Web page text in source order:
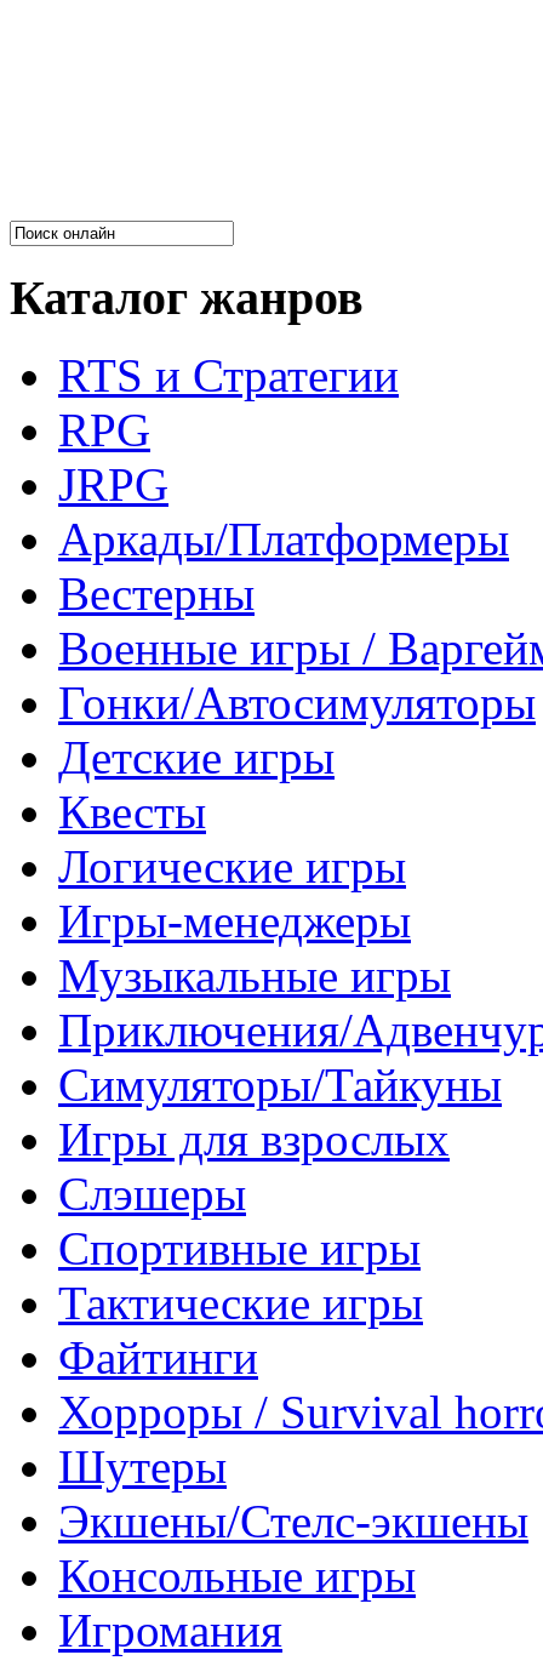
Каталог жанров
RTS и Стратегии
RPG
JRPG
Аркады/Платформеры
Вестерны
Военные игры /
Гонки/Автосимуляторы
Детские игры
Квесты
Логические игры
Игры-менеджеры
Музыкальные игры
Приключения/
Симуляторы/Тайкуны
Игры для взрослых
Слэшеры
Спортивные игры
Тактические игры
Файтинги
Хорроры / Survival
Шутеры
Экшены/Стелс-экшены
Консольные игры
Игромания